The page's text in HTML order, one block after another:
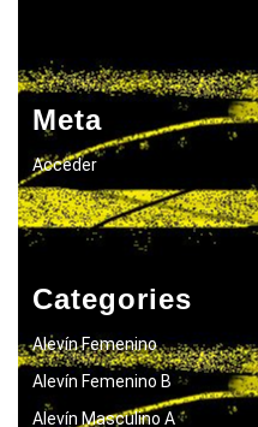
Meta
Acceder
Categories
Alevín Femenino
Alevín Femenino B
Alevín Masculino A